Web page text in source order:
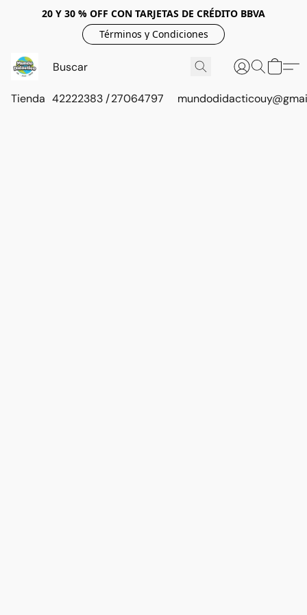
20 Y 30 % OFF CON TARJETAS DE CRÉDITO BBVA
Términos y Condiciones
Tienda 42222383 / 27064797